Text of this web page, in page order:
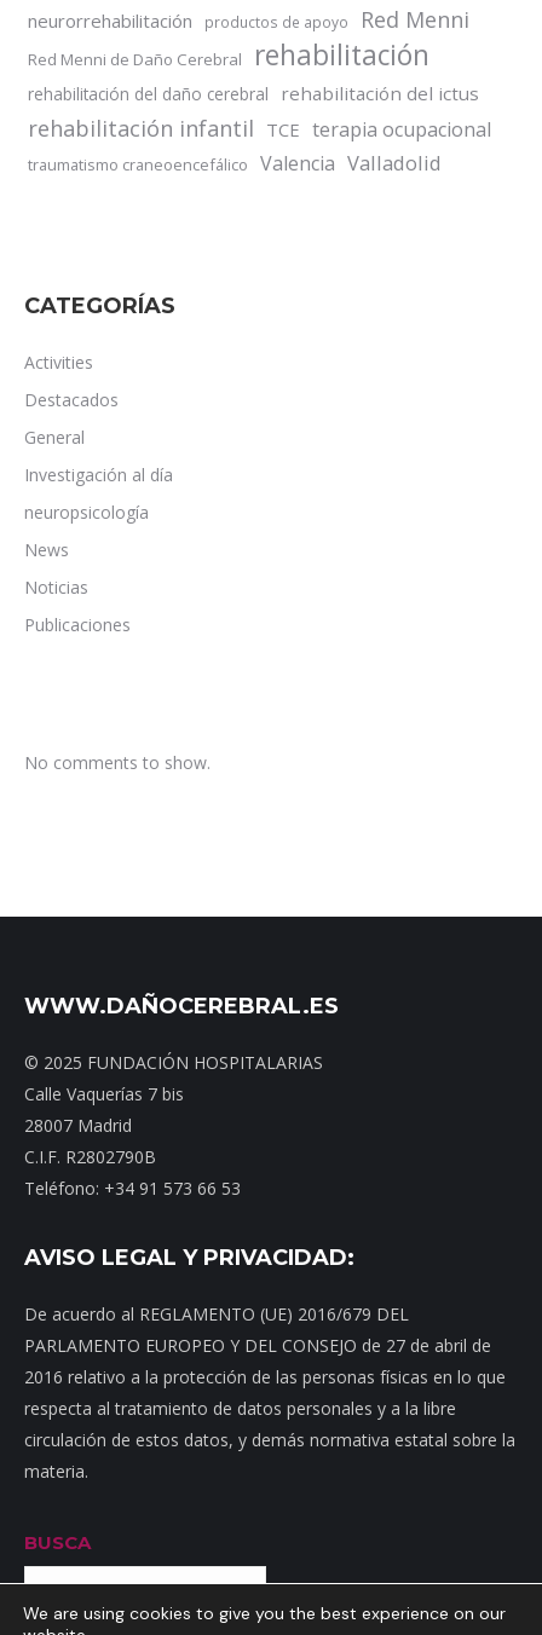
neurorrehabilitación productos de apoyo Red Menni
Red Menni de Daño Cerebral rehabilitación
rehabilitación del daño cerebral rehabilitación del ictus
rehabilitación infantil TCE terapia ocupacional
traumatismo craneoencefálico Valencia Valladolid
CATEGORÍAS
Activities
Destacados
General
Investigación al día
neuropsicología
News
Noticias
Publicaciones
No comments to show.
WWW.DAÑOCEREBRAL.ES
© 2025 FUNDACIÓN HOSPITALARIAS
Calle Vaquerías 7 bis
28007 Madrid
C.I.F. R2802790B
Teléfono: +34 91 573 66 53
AVISO LEGAL Y PRIVACIDAD:
De acuerdo al REGLAMENTO (UE) 2016/679 DEL
PARLAMENTO EUROPEO Y DEL CONSEJO de 27 de abril de
2016 relativo a la protección de las personas físicas en lo que
respecta al tratamiento de datos personales y a la libre
circulación de estos datos, y demás normativa estatal sobre la
materia.
BUSCA
Buscar
We are using cookies to give you the best experience on our